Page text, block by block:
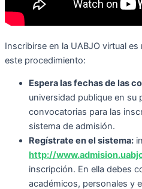
Inscribirse en la UABJO virtual
este procedimiento:
Espera las fechas de las
universidad publique en su
convocatorias para las
sistema de admisión.
Regístrate en el sistema:
http://
inscripción. En ella debes
académicos, personales y